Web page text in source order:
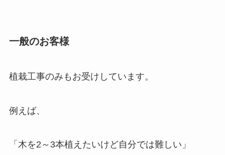
一般のお客様
植栽工事のみもお受けしています。
例えば、
「木を2～3本植えたいけど自分では難しい」